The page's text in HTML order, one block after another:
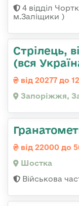
4 відділ
м.Заліщики )
Стрілець,
(вся
від 20277 до
Запоріжжя,
від 22000 до
Шостка
Військова